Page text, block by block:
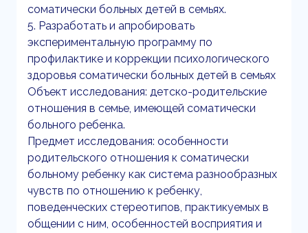
соматически больных детей в семьях.
5. Разработать и апробировать
экспериментальную программу по
профилактике и коррекции психологического
здоровья соматически больных детей в семьях
Объект исследования: детско-родительские
отношения в семье, имеющей соматически
больного ребенка.
Предмет исследования: особенности
родительского отношения к соматически
больному ребенку как система разнообразных
чувств по отношению к ребенку,
поведенческих стереотипов, практикуемых в
общении с ним, особенностей восприятия и